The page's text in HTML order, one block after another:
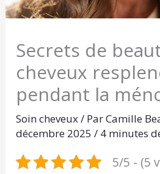
Secrets de
cheveux
pendant la
Soin cheveux/ ParCamille
décembre 2025/ 4 minutes
5/5 - (5